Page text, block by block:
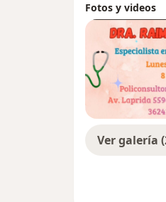
Fotos y videos
Ver galería